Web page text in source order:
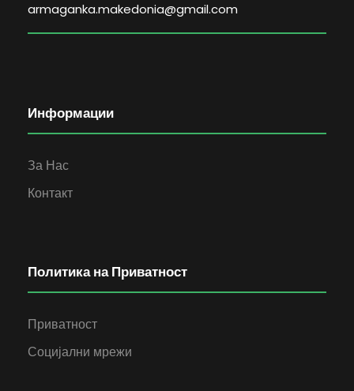
armaganka.makedonia@gmail.com
Информации
За Нас
Контакт
Политика на Приватност
Приватност
Социјални мрежи